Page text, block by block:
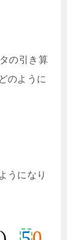
の引き算
のように
うになり